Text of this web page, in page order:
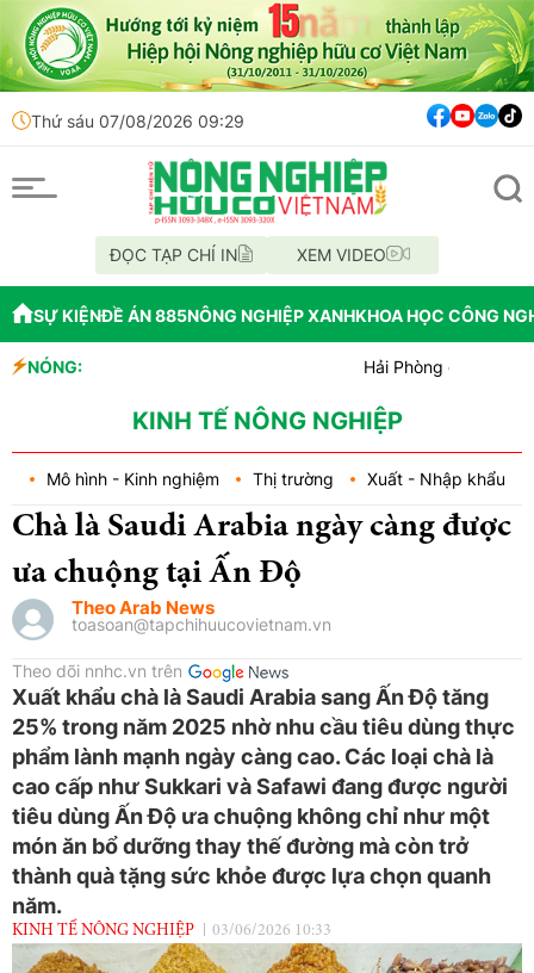
Thứ sáu 07/08/2026 09:29
ĐỌC TẠP CHÍ IN XEM VIDEO
SỰ KIỆNĐỀ ÁN 885NÔNG NGHIỆP XANHKHOA HỌC CÔNG
NÓNG:
Hải Phòng giao nhiệm vụ bứt
Cảnh báo canh tác cần sa
KINH TẾ NÔNG NGHIỆP
Mô hình - Kinh nghiệm Thị trường Xuất - Nhập khẩu
Chà là Saudi Arabia ngày càng được
ưa chuộng tại Ấn Độ
Theo Arab News
toasoan@tapchihuucovietnam.vn
Theo dõi nnhc.vn trên
Xuất khẩu chà là Saudi Arabia sang Ấn Độ tăng
25% trong năm 2025 nhờ nhu cầu tiêu dùng thực
phẩm lành mạnh ngày càng cao. Các loại chà là
cao cấp như Sukkari và Safawi đang được người
tiêu dùng Ấn Độ ưa chuộng không chỉ như một
món ăn bổ dưỡng thay thế đường mà còn trở
thành quà tặng sức khỏe được lựa chọn quanh
năm.
KINH TẾ NÔNG NGHIỆP 03/06/2026 10:33